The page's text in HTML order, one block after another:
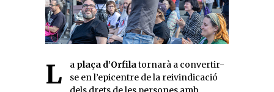
La plaça d’Orfilatornarà a convertir-
se en l’epicentre de la reivindicació